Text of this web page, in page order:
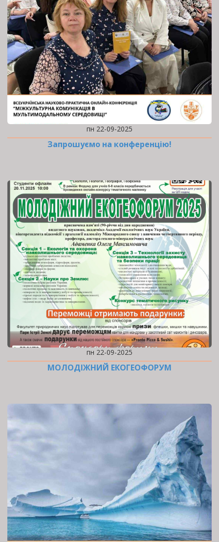
пн 22-09-2025
Запрошуємо на конференцію!
пн 22-09-2025
МОЛОДІЖНИЙ ЕКОГЕОФОРУМ